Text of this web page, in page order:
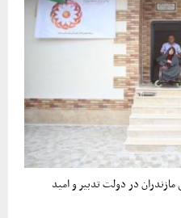
در دولت تدبیر و امید